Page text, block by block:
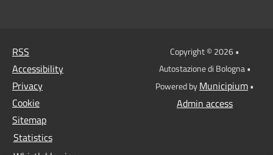
RSS
Accessibility
Privacy
Cookie
Sitemap
Statistics
Copyright © 2026 •
Autostazione di Bologna •
Powered byMunicipium•
Admin access